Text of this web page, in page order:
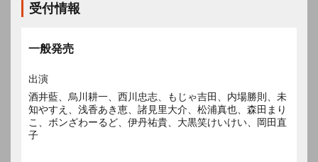
受付情報
一般発売
出演
酒井藍、烏川耕一、西川忠志、もじゃ吉田、内場勝則、未
知やすえ、浅香あき恵、諸見里大介、松浦真也、森田まり
こ、ボンざわーるど、伊丹祐貴、大黒笑けいけい、岡田直
子